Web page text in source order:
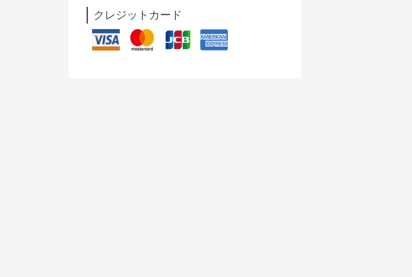
クレジットカード